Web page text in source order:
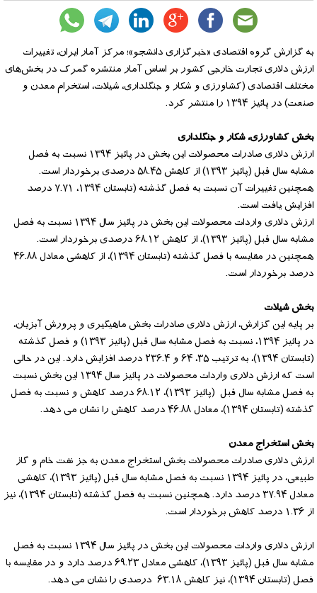
به گزارش گروه اقتصادی «خبرگزاری دانشجو»؛ مرکز آمار ایران، تغییرات
ارزش دلاری تجارت خارجی کشور بر اساس آمار منتشره گمرک در بخش‌های
مختلف اقتصادی (کشاورزی و شکار و جنگلداری، شیلات، استخرام معدن و
صنعت) در پائیز ۱۳۹۴ را منتشر کرد.
بخش کشاورزی، شکار و جنگلداری
ارزش دلاری صادرات محصولات این بخش در پائیز ۱۳۹۴ نسبت به فصل
مشابه سال قبل (پائیز ۱۳۹۳) از کاهش ۵۸.۴۵ درصدی برخوردار است.
همچنین تغییرات آن نسبت به فصل گذشته (تابستان ۱۳۹۴، ۷.۷۱ درصد
افزایش یافت است.
ارزش دلاری واردات محصولات این بخش در پائیز سال ۱۳۹۴ نسبت به فصل
مشابه سال قبل (پائیز ۱۳۹۳)، از کاهش ۶۸.۱۲ درصدی برخوردار است.
همچنین در مقایسه با فصل گذشته (تابستان ۱۳۹۴)، از کاهشی معادل ۴۶.۸۸
درصد برخوردار است.
بخش شیلات
بر پایه این گزارش، ارزش دلاری صادرات بخش ماهیگیری و پرورش آبزیان،
در پائیز ۱۳۹۴، نسبت به فصل مشابه سال قبل (پائیز ۱۳۹۳) و فصل گذشته
(تابستان ۱۳۹۴)، به ترتیب ۳۵، ۶۴ و ۲۳۶.۴ درصد افزایش دارد. این در حالی
است که ارزش دلاری واردات محصولات در پائیز سال ۱۳۹۴ این بخش نسبت
به فصل مشابه سال قبل (پائیز ۱۳۹۳)، ۶۸.۱۲ درصد کاهش و نسبت به فصل
گذشته (تابستان ۱۳۹۴)، معادل ۴۶.۸۸ درصد کاهش را نشان می دهد.
بخش استخراج معدن
ارزش دلاری صادرات محصولات بخش استخراج معدن به جز نفت خام و گاز
طبیعی، در پائیز ۱۳۹۴ نسبت به فصل مشابه سال قبل (پائیز ۱۳۹۳)، کاهشی
معادل ۳۷.۹۴ درصد دارد. همچنین نسبت به فصل گذشته (تابستان ۱۳۹۴)، نیز
از ۱.۳۶ درصد کاهش برخوردار است.
ارزش دلاری واردات محصولات این بخش در پائیز سال ۱۳۹۴ نسبت به فصل
مشابه سال قبل (پائیز ۱۳۹۳)، کاهشی معادل ۶۹.۲۳ درصد دارد و در مقایسه با
فصل (تابستان ۱۳۹۴)، نیز کاهش ۶۳.۱۸ درصدی را نشان می دهد.